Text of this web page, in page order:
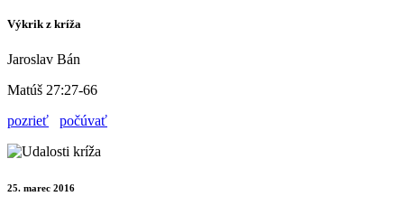
Výkrik z kríža
Jaroslav Bán
Matúš 27:27-66
pozrieť
počúvať
25. marec 2016